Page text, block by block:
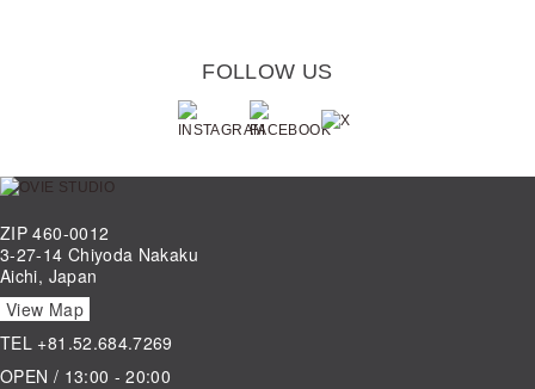
FOLLOW US
ZIP 460-0012
3-27-14 Chiyoda Nakaku
Aichi, Japan
View Map
TEL +81.52.684.7269
OPEN / 13:00 - 20:00